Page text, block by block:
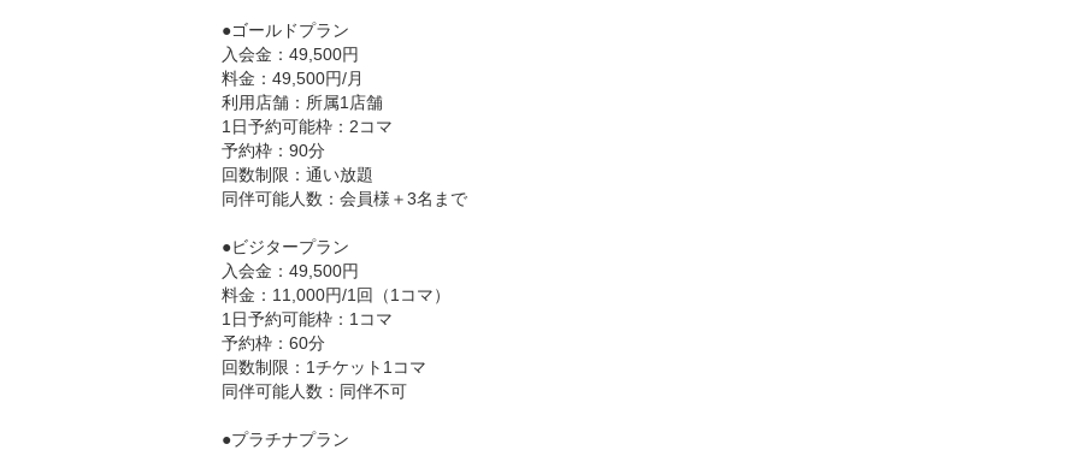
●ゴールドプラン
入会金：49,500円
料金：49,500円/月
利用店舗：所属1店舗
1日予約可能枠：2コマ
予約枠：90分
回数制限：通い放題
同伴可能人数：会員様＋3名まで
●ビジタープラン
入会金：49,500円
料金：11,000円/1回（1コマ）
1日予約可能枠：1コマ
予約枠：60分
回数制限：1チケット1コマ
同伴可能人数：同伴不可
●プラチナプラン